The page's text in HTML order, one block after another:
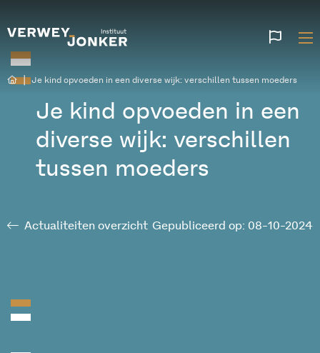
| Je kind opvoeden in een diverse wijk: verschillen tussen moeders
Je kind opvoeden in een
diverse wijk: verschillen
tussen moeders
Actualiteiten overzicht Gepubliceerd op: 08-10-2024